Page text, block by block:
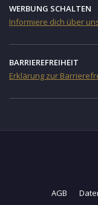
WERBUNG SCHALTEN
Informiere dich über
BARRIEREFREIHEIT
Erklärung zur
AGB